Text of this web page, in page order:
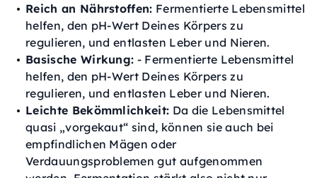
Reich an Nährstoffen: Fermentierte Lebensmittel
helfen, den pH-Wert Deines Körpers zu
regulieren, und entlasten Leber und Nieren.
Basische Wirkung: - Fermentierte Lebensmittel
helfen, den pH-Wert Deines Körpers zu
regulieren, und entlasten Leber und Nieren.
Leichte Bekömmlichkeit: Da die Lebensmittel
quasi „vorgekaut“ sind, können sie auch bei
empfindlichen Mägen oder
Verdauungsproblemen gut aufgenommen